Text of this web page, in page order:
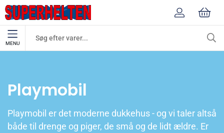
MENU
Playmobil
Playmobil er det moderne dukkehus - og vi taler altså
både til drenge og piger, de små og de lidt ældre. Er